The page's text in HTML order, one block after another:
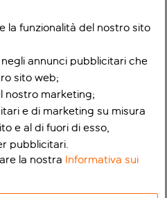
la funzionalità del nostro sito
annunci pubblicitari che
sito web;
nostro marketing;
e di marketing su misura
e al di fuori di esso,
pubblicitari.
la nostra Informativa sui